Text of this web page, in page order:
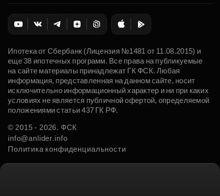
Ипотека от Сбербанк (Лицензия №1481 от 11.08.2015) и
еще 38 ипотечных программ. Все права на публикуемые
на сайте материалы принадлежат ГК ФСК. Любая
информация, представленная на данном сайте, носит
исключительно информационный характер и ни при каких
условиях не является публичной офертой, определяемой
положениями статьи 437 ГК РФ.
© 2015 - 2026. ФСК
info@anlider.info
Политика конфиденциальности